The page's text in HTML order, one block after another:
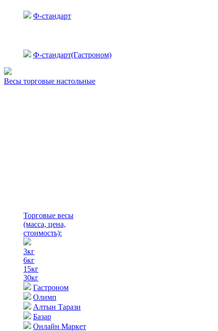
Ф-стандарт
Ф-стандарт(Гастроном)
Весы торговые настольные
Торговые весы
(масса, цена,
стоимость):
3кг
6кг
15кг
30кг
Гастроном
Олимп
Алтын Тарази
Базар
Онлайн Маркет